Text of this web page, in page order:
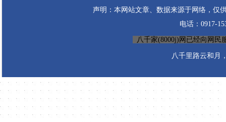
声明：本网站文章、数据来源于网络，仅
电话：0917-
八千家(8000j)网已经向网民
八千里路云和月